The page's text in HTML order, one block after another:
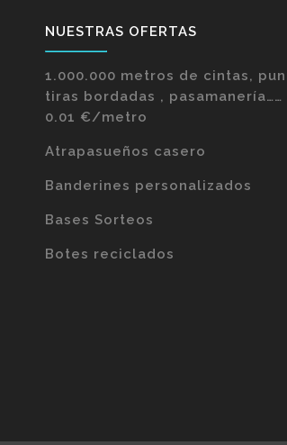
NUESTRAS OFERTAS
1.000.000 metros de cintas,
tiras bordadas , pasamanería……
0.01 €/metro
Atrapasueños casero
Banderines personalizados
Bases Sorteos
Botes reciclados